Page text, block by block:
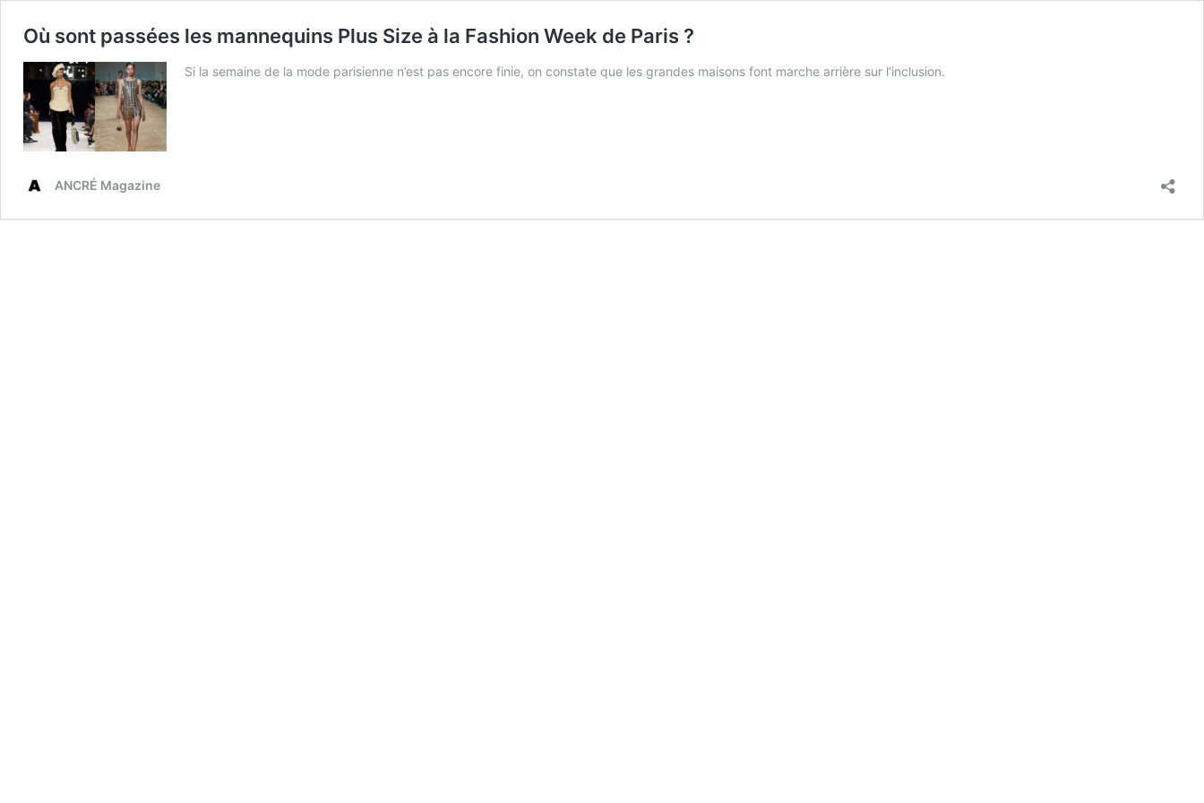
Où sont passées les mannequins Plus Size à la Fashion Week de Paris ?
Si la semaine de la mode parisienne n’est pas encore finie, on constate que les grandes maisons font marche arrière sur l’inclusion.
ANCRÉ Magazine